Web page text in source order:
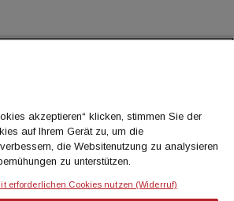
akzeptieren“ klicken, stimmen Sie der
auf Ihrem Gerät zu, um die
die Websitenutzung zu analysieren
zu unterstützen.
erforderlichen Cookies nutzen (Widerruf)